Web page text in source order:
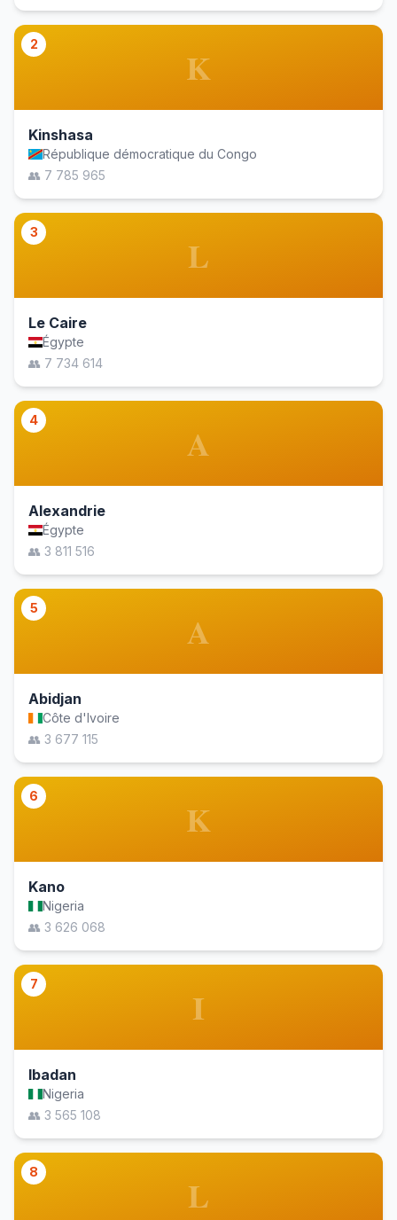
2
K
Kinshasa
République démocratique du Congo
👥 7 785 965
3
L
Le Caire
Égypte
👥 7 734 614
4
A
Alexandrie
Égypte
👥 3 811 516
5
A
Abidjan
Côte d'Ivoire
👥 3 677 115
6
K
Kano
Nigeria
👥 3 626 068
7
I
Ibadan
Nigeria
👥 3 565 108
8
L